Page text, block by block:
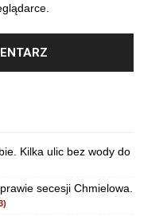
Kilka ulic bez wody do
secesji Chmielowa.